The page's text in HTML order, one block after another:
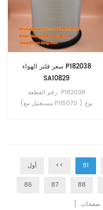
سعر فلتر الهواء P182038
SA10829
رقم القطعة: P182038
(مستعمل مع P115070 ) نوع
أول << 81
86 87 88